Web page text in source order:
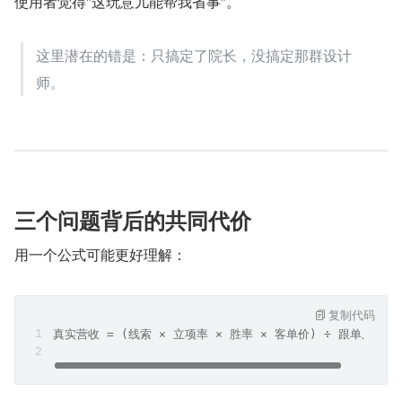
这里潜在的错是：只搞定了院长，没搞定那群设计
师。
三个问题背后的共同代价
用一个公式可能更好理解：
真实营收 = (线索 × 立项率 × 胜率 × 客单价) ÷ 跟单周期
复制代码